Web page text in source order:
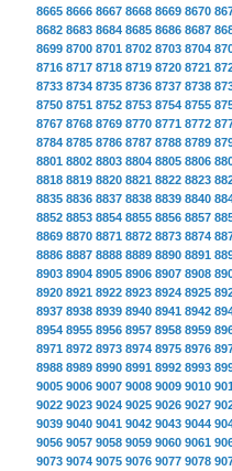
8665 8666 8667 8668 8669 8670
8682 8683 8684 8685 8686 8687
8699 8700 8701 8702 8703 8704
8716 8717 8718 8719 8720 8721
8733 8734 8735 8736 8737 8738
8750 8751 8752 8753 8754 8755
8767 8768 8769 8770 8771 8772
8784 8785 8786 8787 8788 8789
8801 8802 8803 8804 8805 8806
8818 8819 8820 8821 8822 8823
8835 8836 8837 8838 8839 8840
8852 8853 8854 8855 8856 8857
8869 8870 8871 8872 8873 8874
8886 8887 8888 8889 8890 8891
8903 8904 8905 8906 8907 8908
8920 8921 8922 8923 8924 8925
8937 8938 8939 8940 8941 8942
8954 8955 8956 8957 8958 8959
8971 8972 8973 8974 8975 8976
8988 8989 8990 8991 8992 8993
9005 9006 9007 9008 9009 9010
9022 9023 9024 9025 9026 9027
9039 9040 9041 9042 9043 9044
9056 9057 9058 9059 9060 9061
9073 9074 9075 9076 9077 9078